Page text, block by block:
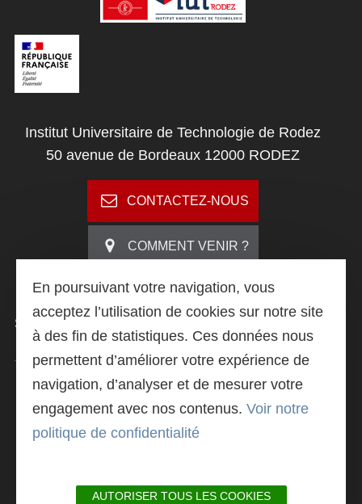
Institut Universitaire de Technologie de Rodez
50 avenue de Bordeaux 12000 RODEZ
CONTACTEZ-NOUS
COMMENT VENIR ?
SUIVEZ -NOUS
LIVRET DE PRÉSENTATION
En poursuivant votre navigation, vous
acceptez l’utilisation de cookies sur notre site
à des fin de statistiques. Ces données nous
permettent d’améliorer votre expérience de
navigation, d’analyser et de mesurer votre
engagement avec nos contenus. Voir notre
politique de confidentialité
AUTORISER TOUS LES COOKIES